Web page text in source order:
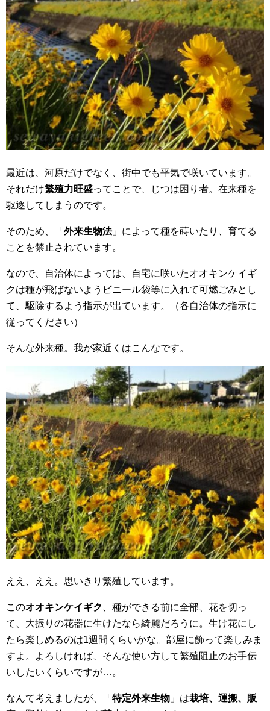
最近は、河原だけでなく、街中でも平気で咲いています。
それだけ繁殖力旺盛ってことで、じつは困り者。在来種を
駆逐してしまうのです。
そのため、「 外来生物法」によって種を蒔いたり、育てる
ことを禁止されています。
なので、自治体によっては、自宅に咲いたオオキンケイギ
クは種が飛ばないようビニール袋等に入れて可燃ごみとし
て、駆除するよう指示が出ています。（各自治体の指示に
従ってください）
そんな外来種。我が家近くはこんなです。
ええ、ええ。思いきり繁殖しています。
このオオキンケイギク
、種ができる前に全部、花を切っ
て、大振りの花器に生けたなら綺麗だろうに。生け花にし
たら楽しめるのは1週間くらいかな。部屋に飾って楽しみま
すよ。よろしければ、そんな使い方して繁殖阻止のお手伝
いしたいくらいですが…。
なんて考えましたが、「 特定外来生物 」は栽培、運搬、販